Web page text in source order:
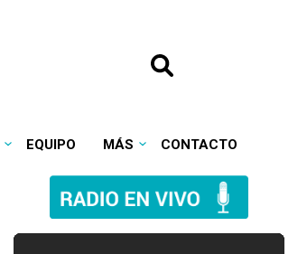
EQUIPO MÁS CONTACTO